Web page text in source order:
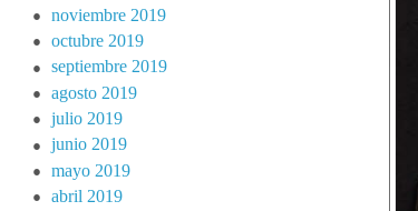
noviembre 2019
octubre 2019
septiembre 2019
agosto 2019
julio 2019
junio 2019
mayo 2019
abril 2019